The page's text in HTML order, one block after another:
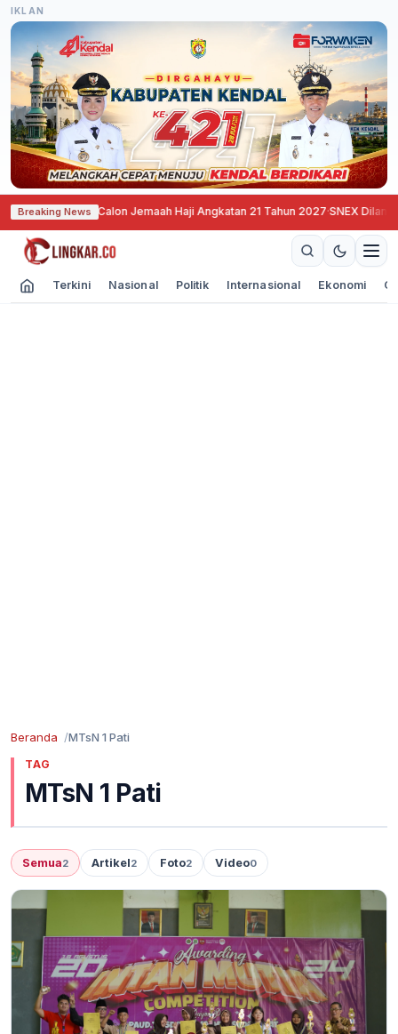
IKLAN
Breaking News
Pendaftaran Calon Jemaah Haji Angkatan 21 Tahun 2027·SNEX Dilantik,
Terkini Nasional Politik Internasional Ekonomi
Beranda MTsN 1 Pati
TAG
MTsN 1 Pati
Semua2 Artikel2 Foto2 Video0